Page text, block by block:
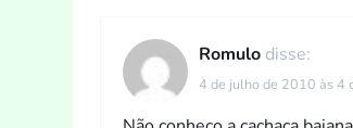
Romulo disse:
4 de julho de 2010 às 4